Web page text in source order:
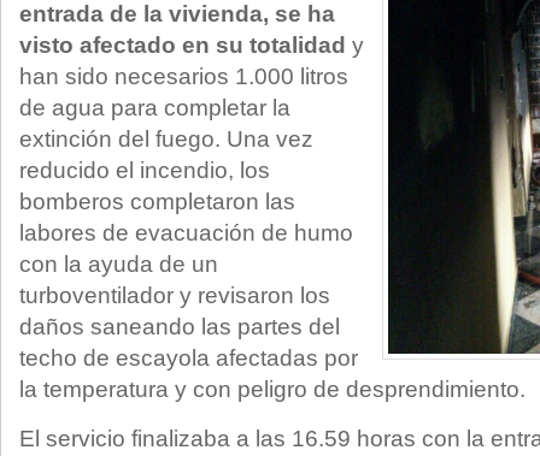
entrada de la vivienda, se ha
visto afectado en su totalidad y
han sido necesarios 1.000 litros
de agua para completar la
extinción del fuego. Una vez
reducido el incendio, los
bomberos completaron las
labores de evacuación de humo
con la ayuda de un
turboventilador y revisaron los
daños saneando las partes del
techo de escayola afectadas por
la temperatura y con peligro de desprendimiento.
El servicio finalizaba a las 16.59 horas con la